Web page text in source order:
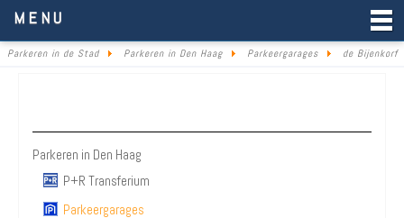
MENU
Parkeren in de Stad Parkeren in Den Haag Parkeergarages de Bijenkorf
Parkeren in Den Haag
P+R Transferium
Parkeergarages